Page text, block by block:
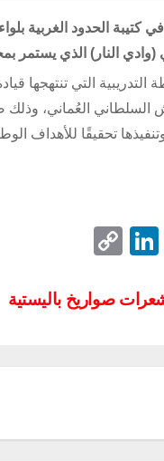
(وادي النار) الذي يستمر
التدريبية التي تنتهجها
السلطاني العُماني،
تحقيقًا للأهداف
T
Li
k
p
صواريخ باليستية